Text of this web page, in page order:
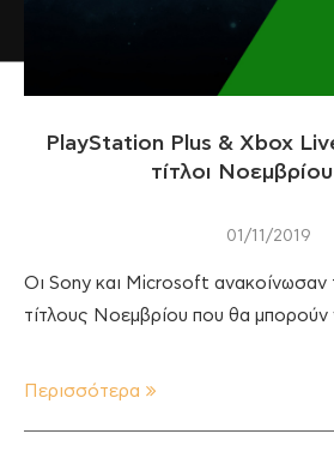
PlayStation Plus & Xbox
τίτλοι
01/11/2019
Οι Sony και Microsoft
τίτλους Νοεμβρίου που θα
Περισσότερα